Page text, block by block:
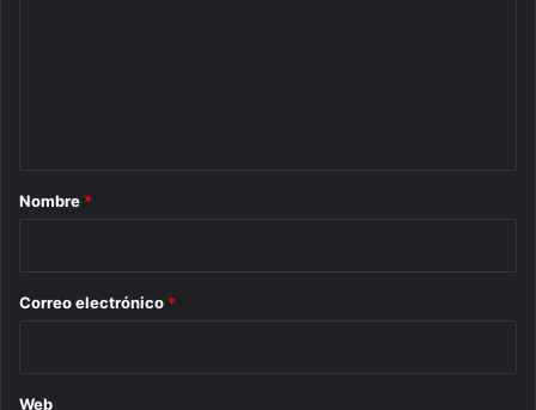
r
*
Nombre *
Correo electrónico *
Web